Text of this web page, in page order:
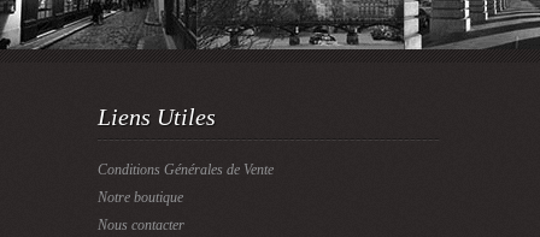
Liens Utiles
Conditions Générales de Vente
Notre boutique
Nous contacter